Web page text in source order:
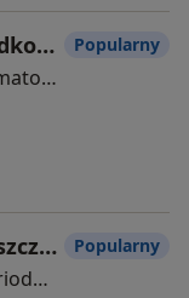
lek. dent. Claudia Włodkowska
Stomatolog, Protetyk stomatologiczny
Popularny
lek. dent. Zuzanna Faszczewska
W trakcie specjalizacji (Periodontolog)
Popularny